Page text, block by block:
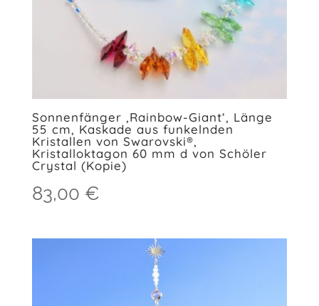
Sonnenfänger ‚Rainbow-Giant‘, Länge
55 cm, Kaskade aus funkelnden
Kristallen von Swarovski®,
Kristalloktagon 60 mm d von Schöler
Crystal (Kopie)
83,00 €